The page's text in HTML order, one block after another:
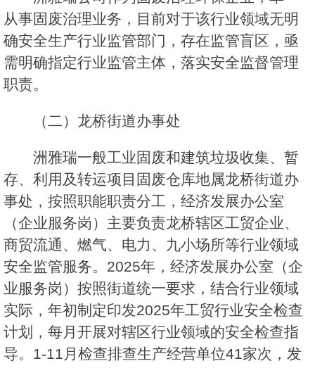
从事固废治理业务，目前对于该行业领域无明
确安全生产行业监管部门，存在监管盲区，亟
需明确指定行业监管主体，落实安全监督管理
职责。
（二）龙桥街道办事处
洲雅瑞一般工业固废和建筑垃圾收集、暂
存、利用及转运项目固废仓库地属龙桥街道办
事处，按照职能职责分工，经济发展办公室
（企业服务岗）主要负责龙桥辖区工贸企业、
商贸流通、燃气、电力、九小场所等行业领域
安全监管服务。2025年，经济发展办公室（企
业服务岗）按照街道统一要求，结合行业领域
实际，年初制定印发2025年工贸行业安全检查
计划，每月开展对辖区行业领域的安全检查指
导。1-11月检查排查生产经营单位41家次，发